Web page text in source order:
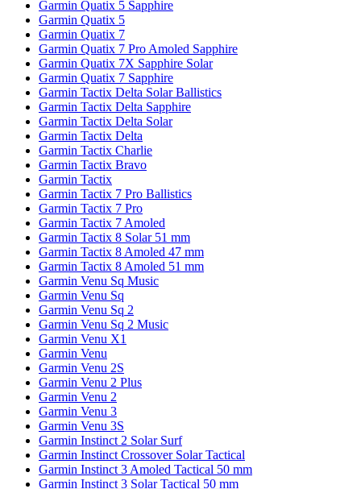
Garmin Quatix 5 Sapphire
Garmin Quatix 5
Garmin Quatix 7
Garmin Quatix 7 Pro Amoled Sapphire
Garmin Quatix 7X Sapphire Solar
Garmin Quatix 7 Sapphire
Garmin Tactix Delta Solar Ballistics
Garmin Tactix Delta Sapphire
Garmin Tactix Delta Solar
Garmin Tactix Delta
Garmin Tactix Charlie
Garmin Tactix Bravo
Garmin Tactix
Garmin Tactix 7 Pro Ballistics
Garmin Tactix 7 Pro
Garmin Tactix 7 Amoled
Garmin Tactix 8 Solar 51 mm
Garmin Tactix 8 Amoled 47 mm
Garmin Tactix 8 Amoled 51 mm
Garmin Venu Sq Music
Garmin Venu Sq
Garmin Venu Sq 2
Garmin Venu Sq 2 Music
Garmin Venu X1
Garmin Venu
Garmin Venu 2S
Garmin Venu 2 Plus
Garmin Venu 2
Garmin Venu 3
Garmin Venu 3S
Garmin Instinct 2 Solar Surf
Garmin Instinct Crossover Solar Tactical
Garmin Instinct 3 Amoled Tactical 50 mm
Garmin Instinct 3 Solar Tactical 50 mm